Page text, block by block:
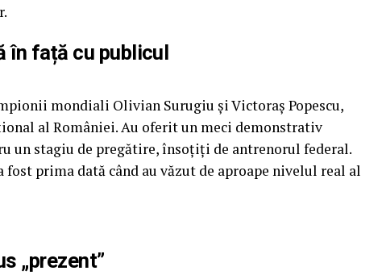
în față cu publicul
mondiali Olivian Surugiu și Victoraș Popescu,
al României. Au oferit un meci demonstrativ
un stagiu de pregătire, însoțiți de antrenorul federal.
prima dată când au văzut de aproape nivelul real al
„prezent”